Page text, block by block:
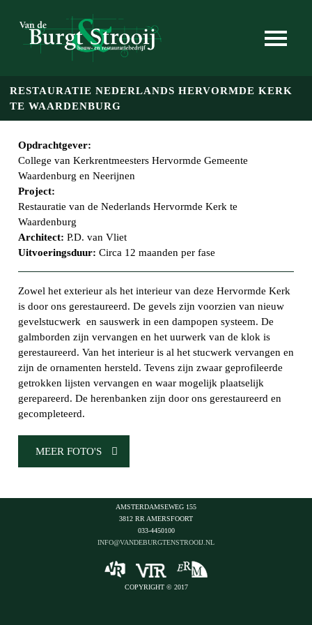
RESTAURATIE NEDERLANDS HERVORMDE KERK
TE WAARDENBURG
Opdrachtgever:
College van Kerkrentmeesters Hervormde Gemeente
Waardenburg en Neerijnen
Project:
Restauratie van de Nederlands Hervormde Kerk te
Waardenburg
Architect: P.D. van Vliet
Uitvoeringsduur: Circa 12 maanden per fase
Zowel het exterieur als het interieur van deze Hervormde Kerk
is door ons gerestaureerd. De gevels zijn voorzien van nieuw
gevelstucwerk en sauswerk in een dampopen systeem. De
galmborden zijn vervangen en het uurwerk van de klok is
gerestaureerd. Van het interieur is al het stucwerk vervangen en
zijn de ornamenten hersteld. Tevens zijn zwaar geprofileerde
getrokken lijsten vervangen en waar mogelijk plaatselijk
gerepareerd. De herenbanken zijn door ons gerestaureerd en
gecompleteerd.
MEER FOTO'S
AMSTERDAMSEWEG 155
3812 RR AMERSFOORT
033-4450100
INFO@VANDEBURGTENSTROOIJ.NL
COPYRIGHT © 2017